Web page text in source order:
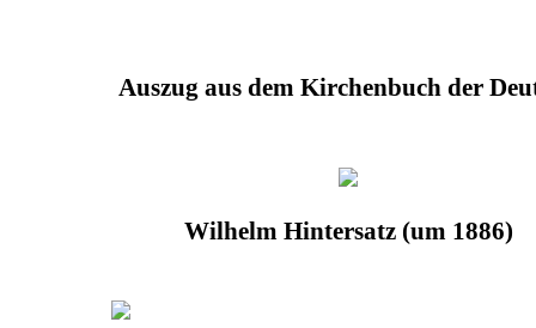
Auszug aus dem Kirchenbuch der
Wilhelm Hintersatz (um 1886)